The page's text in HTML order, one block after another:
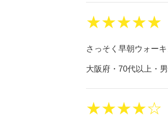
★★★★★
さっそく早朝ウォー
大阪府・70代以上・
★★★★☆